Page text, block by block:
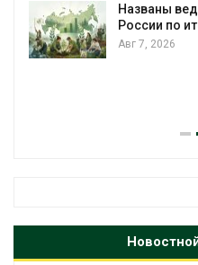
Названы
России по
Авг 7, 2026